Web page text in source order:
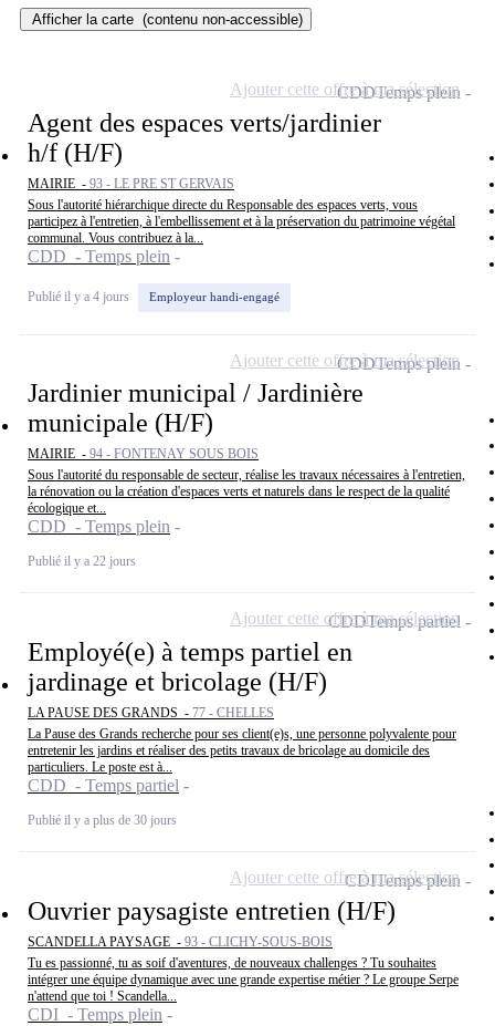
Afficher la carte (contenu non-accessible)
Agent des espaces verts/jardinier
h/f (H/F)
MAIRIE - 93 - LE PRE ST GERVAIS
Sous l'autorité hiérarchique directe du Responsable des espaces verts, vous
participez à l'entretien, à l'embellissement et à la préservation du patrimoine végétal
communal. Vous contribuez à la...
CDD - Temps plein
Publié il y a 4 jours Employeur handi-engagé
CDDTemps plein
Ajouter cette offre à ma sélection
Jardinier municipal / Jardinière
municipale (H/F)
MAIRIE - 94 - FONTENAY SOUS BOIS
Sous l'autorité du responsable de secteur, réalise les travaux nécessaires à l'entretien,
la rénovation ou la création d'espaces verts et naturels dans le respect de la qualité
écologique et...
CDD - Temps plein
Publié il y a 22 jours
CDDTemps plein
Ajouter cette offre à ma sélection
Employé(e) à temps partiel en
jardinage et bricolage (H/F)
LA PAUSE DES GRANDS - 77 - CHELLES
La Pause des Grands recherche pour ses client(e)s, une personne polyvalente pour
entretenir les jardins et réaliser des petits travaux de bricolage au domicile des
particuliers. Le poste est à...
CDD - Temps partiel
Publié il y a plus de 30 jours
CDDTemps partiel
Ajouter cette offre à ma sélection
Ouvrier paysagiste entretien (H/F)
SCANDELLA PAYSAGE - 93 - CLICHY-SOUS-BOIS
Tu es passionné, tu as soif d'aventures, de nouveaux challenges ? Tu souhaites
intégrer une équipe dynamique avec une grande expertise métier ? Le groupe Serpe
n'attend que toi ! Scandella...
CDI - Temps plein
CDITemps plein
Ajouter cette offre à ma sélection